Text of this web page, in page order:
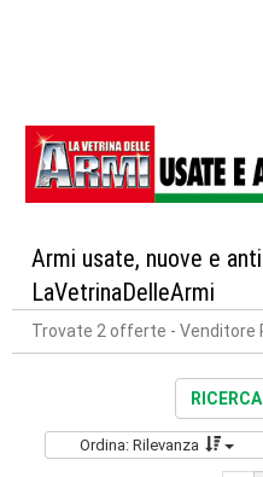
Armi usate, nuove e
LaVetrinaDelleArmi
Trovate 2 offerte - Venditore
Ordina: Rilevanza